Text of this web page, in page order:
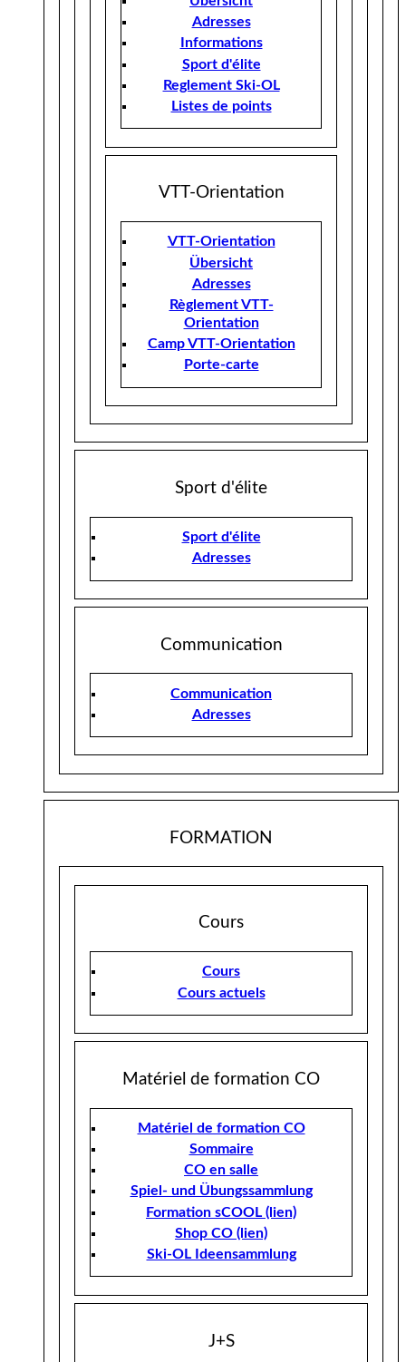
Adresses
Informations
Sport d'élite
Reglement Ski-OL
Listes de points
VTT-Orientation
VTT-Orientation
Übersicht
Adresses
Règlement VTT-
Orientation
Camp VTT-Orientation
Porte-carte
Sport d'élite
Sport d'élite
Adresses
Communication
Communication
Adresses
FORMATION
Cours
Cours
Cours actuels
Matériel de formation CO
Matériel de formation CO
Sommaire
CO en salle
Spiel- und Übungssammlung
Formation sCOOL (lien)
Shop CO (lien)
Ski-OL Ideensammlung
J+S